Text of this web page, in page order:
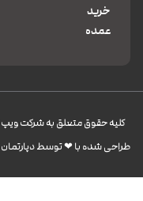
خرید
عمده
کليه حقوق متعلق به شرکت ویپ
طراحی شده با ❤︎ توسط دپارتمان